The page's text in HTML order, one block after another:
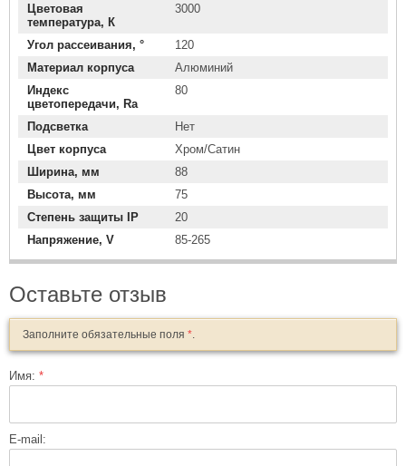
Цветовая
температура, К
3000
Угол рассеивания, °
120
Материал корпуса
Алюминий
Индекс
цветопередачи, Ra
80
Подсветка
Нет
Цвет корпуса
Хром/Сатин
Ширина, мм
88
Высота, мм
75
Степень защиты IP
20
Напряжение, V
85-265
Оставьте отзыв
Заполните обязательные поля *
Имя: *
E-mail: